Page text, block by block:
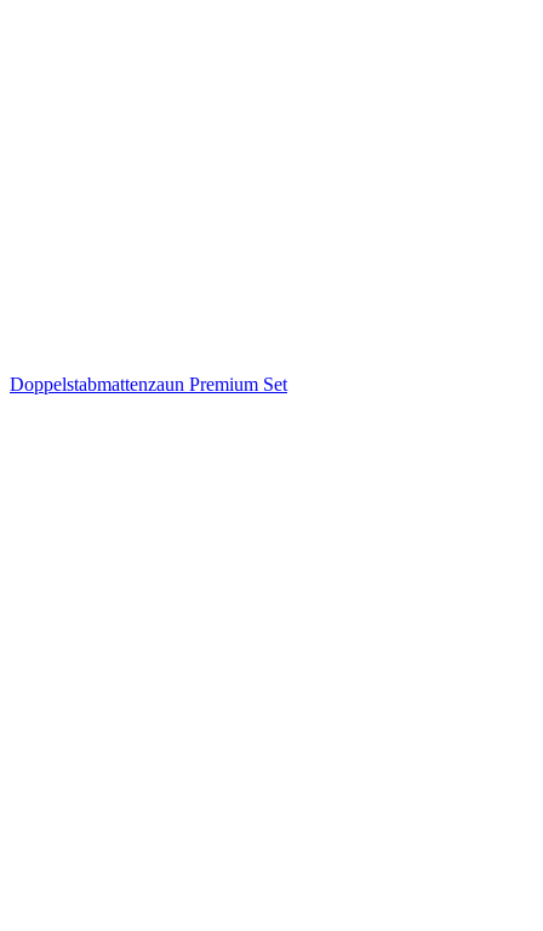
Doppelstabmattenzaun Premium Set